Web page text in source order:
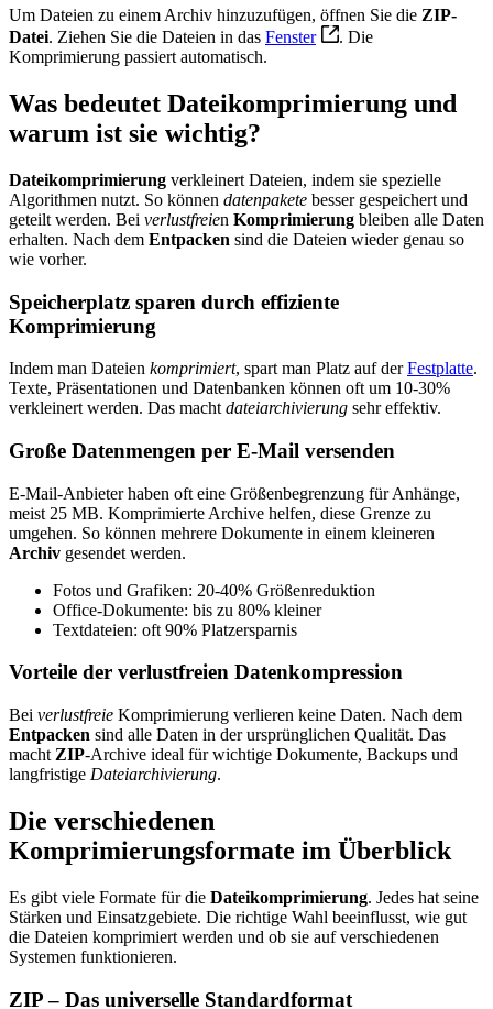
Um Dateien zu einem Archiv hinzuzufügen, öffnen Sie die ZIP-
Datei. Ziehen Sie die Dateien in das Fenster
. Die
Komprimierung passiert automatisch.
Was bedeutet Dateikomprimierung und
warum ist sie wichtig?
Dateikomprimierung verkleinert Dateien, indem sie spezielle
Algorithmen nutzt. So können datenpakete besser gespeichert und
geteilt werden. Bei verlustfreien Komprimierung bleiben alle Daten
erhalten. Nach dem Entpacken sind die Dateien wieder genau so
wie vorher.
Speicherplatz sparen durch effiziente
Komprimierung
Indem man Dateien komprimiert, spart man Platz auf derFestplatte.
Texte, Präsentationen und Datenbanken können oft um 10-30%
verkleinert werden. Das macht dateiarchivierung sehr effektiv.
Große Datenmengen per E-Mail versenden
E-Mail-Anbieter haben oft eine Größenbegrenzung für Anhänge,
meist 25 MB. Komprimierte Archive helfen, diese Grenze zu
umgehen. So können mehrere Dokumente in einem kleineren
Archiv gesendet werden.
Fotos und Grafiken: 20-40% Größenreduktion
Office-Dokumente: bis zu 80% kleiner
Textdateien: oft 90% Platzersparnis
Vorteile der verlustfreien Datenkompression
Bei verlustfreie Komprimierung verlieren keine Daten. Nach dem
Entpacken sind alle Daten in der ursprünglichen Qualität. Das
macht ZIP-Archive ideal für wichtige Dokumente, Backups und
langfristige Dateiarchivierung.
Die verschiedenen
Komprimierungsformate im Überblick
Es gibt viele Formate für die Dateikomprimierung. Jedes hat seine
Stärken und Einsatzgebiete. Die richtige Wahl beeinflusst, wie gut
die Dateien komprimiert werden und ob sie auf verschiedenen
Systemen funktionieren.
ZIP – Das universelle Standardformat